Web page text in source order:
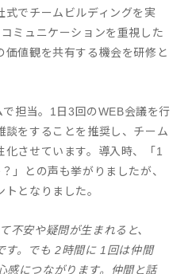
式でチームビルディングを実
ミュニケーションを重視した
価値観を共有する機会を研修と
担当。1日3回のWEB会議を行
談をすることを推奨し、チーム
させています。導入時、「1
」との声も挙がりましたが、
となりました。
不安や疑問が生まれると、
す。でも 2時間に 1回は仲間
感につながります。仲間と話